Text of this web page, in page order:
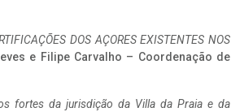
DOS AÇORES EXISTENTES NOS
e Filipe Carvalho – Coordenação de
fortes da jurisdição da Villa da Praia e da